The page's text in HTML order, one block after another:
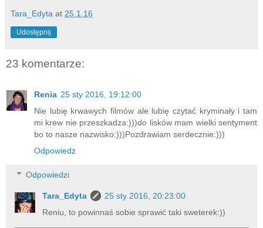
Tara_Edyta at 25.1.16
Udostępnij
23 komentarze:
Renia 25 sty 2016, 19:12:00
Nie lubię krwawych filmów ale lubię czytać kryminały i tam
mi krew nie przeszkadza:)))do lisków mam wielki sentyment
bo to nasze nazwisko:)))Pozdrawiam serdecznie:)))
Odpowiedz
Odpowiedzi
Tara_Edyta
25 sty 2016, 20:23:00
Reniu, to powinnaś sobie sprawić taki sweterek:))